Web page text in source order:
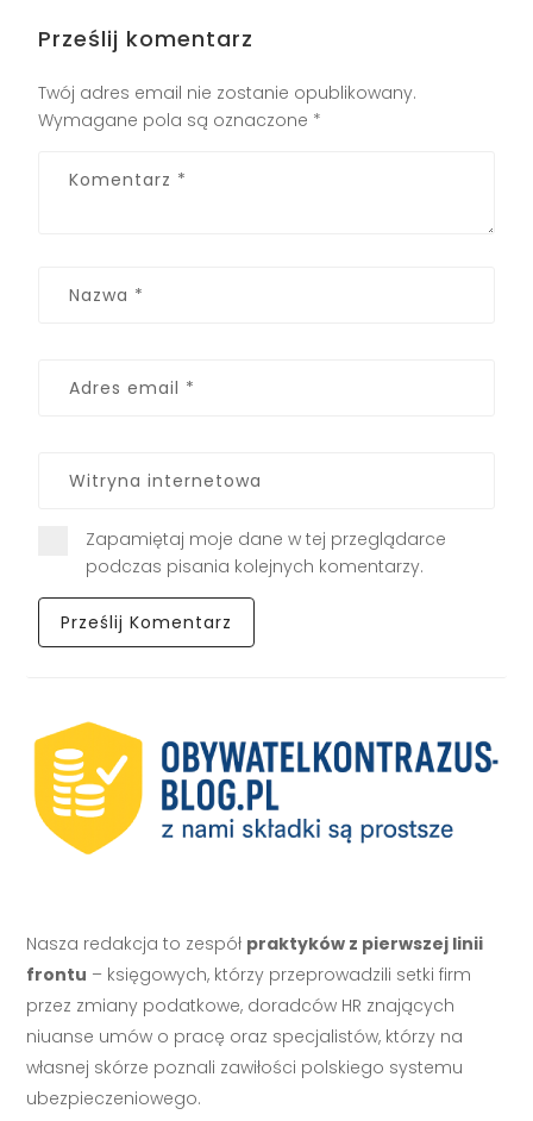
Prześlij komentarz
Twój adres email nie zostanie opublikowany.
Wymagane pola są oznaczone *
Zapamiętaj moje dane w tej przeglądarce
podczas pisania kolejnych komentarzy.
Nasza redakcja to zespół praktyków z pierwszej linii
frontu – księgowych, którzy przeprowadzili setki firm
przez zmiany podatkowe, doradców HR znających
niuanse umów o pracę oraz specjalistów, którzy na
własnej skórze poznali zawiłości polskiego systemu
ubezpieczeniowego.